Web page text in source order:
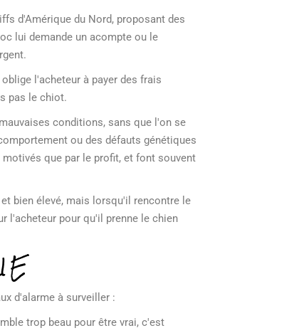
d'Amérique du Nord, proposant des
lui demande un acompte ou le
l'acheteur à payer des frais
pas le chiot.
conditions, sans que l'on se
ou des défauts génétiques
que par le profit, et font souvent
bien élevé, mais lorsqu'il rencontre le
l'acheteur pour qu'il prenne le chien
d'alarme à surveiller :
trop beau pour être vrai, c'est